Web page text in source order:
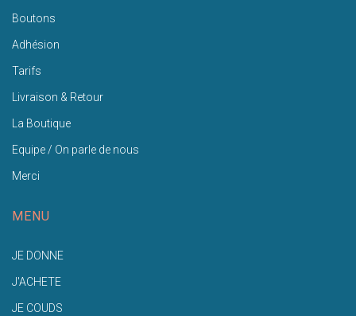
Boutons
Adhésion
Tarifs
Livraison & Retour
La Boutique
Equipe / On parle de nous
Merci
MENU
JE DONNE
J'ACHETE
JE COUDS